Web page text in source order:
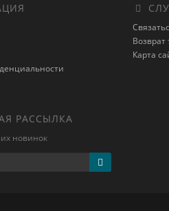
Возврат
Карта
РАССЫЛКА
новинок